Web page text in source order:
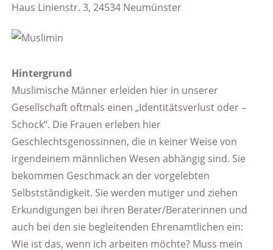
Haus Linienstr. 3, 24534 Neumünster
Hintergrund
Muslimische Männer erleiden hier in unserer
Gesellschaft oftmals einen „Identitätsverlust oder –
Schock“. Die Frauen erleben hier
Geschlechtsgenossinnen, die in keiner Weise von
irgendeinem männlichen Wesen abhängig sind. Sie
bekommen Geschmack an der vorgelebten
Selbstständigkeit. Sie werden mutiger und ziehen
Erkundigungen bei ihren Berater/Beraterinnen und
auch bei den sie begleitenden Ehrenamtlichen ein:
Wie ist das, wenn ich arbeiten möchte? Muss mein